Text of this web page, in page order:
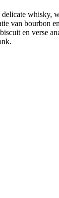
whisky,
van bourbon
en verse